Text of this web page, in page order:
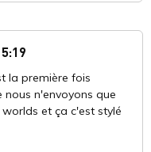
la première fois
n'envoyons que
et ça c'est stylé